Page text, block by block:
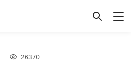
26370